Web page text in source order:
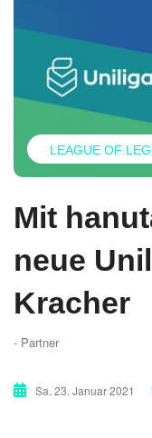
LEAGUE OF
Mit
neue
Kracher
- Partner
Sa. 23. Januar 2021